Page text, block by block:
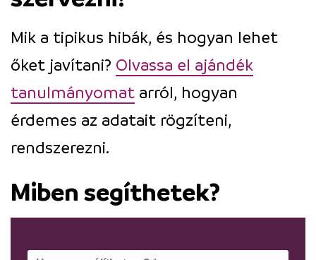
Mik a tipikus hibák, és hogyan lehet
őket javítani? Olvassa el ajándék
tanulmányomat arról, hogyan
érdemes az adatait rögzíteni,
rendszerezni.
Miben segíthetek?